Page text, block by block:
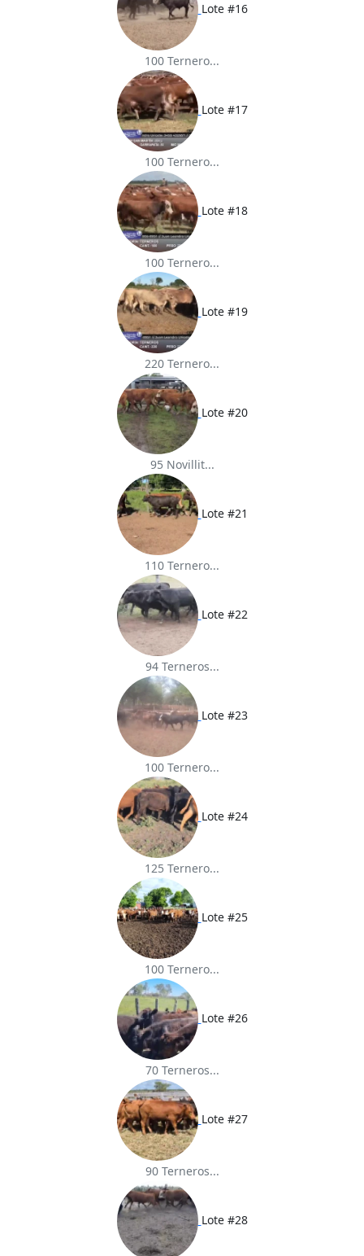
Lote #16
100 Ternero...
Lote #17
100 Ternero...
Lote #18
100 Ternero...
Lote #19
220 Ternero...
Lote #20
95 Novillit...
Lote #21
110 Ternero...
Lote #22
94 Terneros...
Lote #23
100 Ternero...
Lote #24
125 Ternero...
Lote #25
100 Ternero...
Lote #26
70 Terneros...
Lote #27
90 Terneros...
Lote #28